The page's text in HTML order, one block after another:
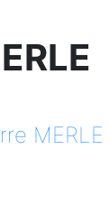
MERLE